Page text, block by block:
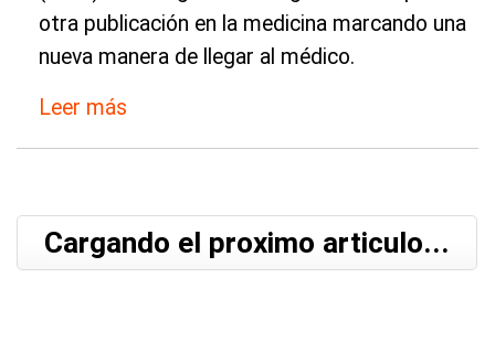
otra publicación en la medicina marcando una
nueva manera de llegar al médico.
Leer más
Cargando el proximo articulo...